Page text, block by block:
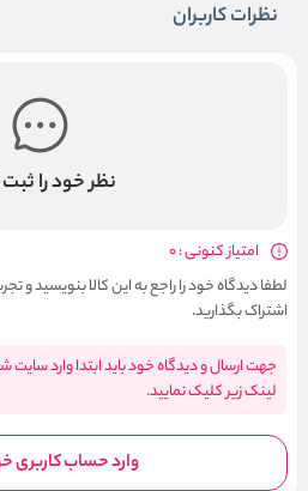
نظرات کاربران
نظر خود را
امتیاز کنونی : 0
لطفا دیدگاه خود را راجع به این کالا بنویسید و
اشتراک بگذارید.
جهت ارسال و دیدگاه خود باید ابتدا وارد
لینک زیر کلیک نمایید.
وارد حساب کاربری